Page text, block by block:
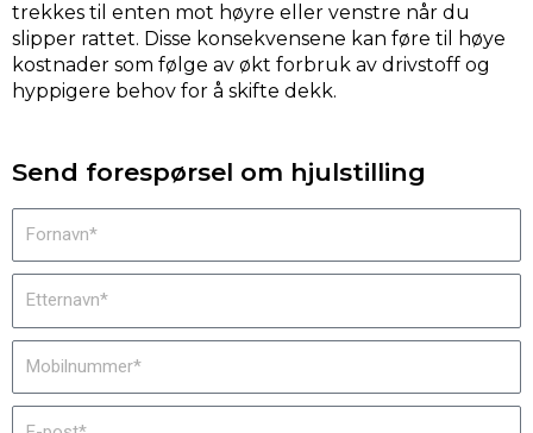
trekkes til enten mot høyre eller venstre når du
slipper rattet. Disse konsekvensene kan føre til høye
kostnader som følge av økt forbruk av drivstoff og
hyppigere behov for å skifte dekk.
Send forespørsel om hjulstilling